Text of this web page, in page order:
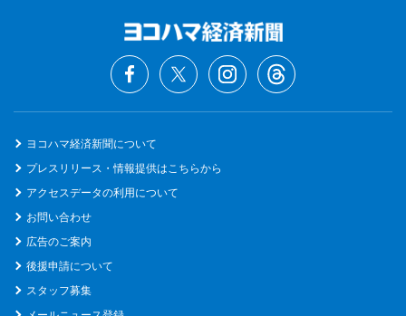
ヨコハマ経済新聞について
プレスリリース・情報提供はこちらから
アクセスデータの利用について
お問い合わせ
広告のご案内
後援申請について
スタッフ募集